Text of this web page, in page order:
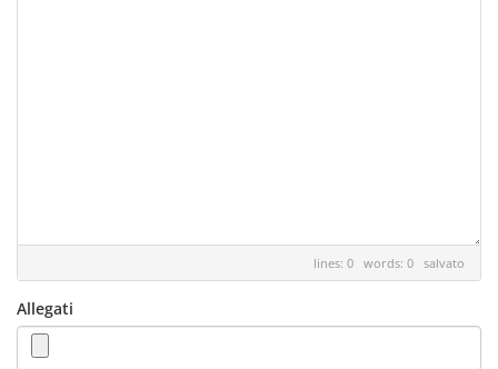
lines: 0 words: 0 salvato
Allegati